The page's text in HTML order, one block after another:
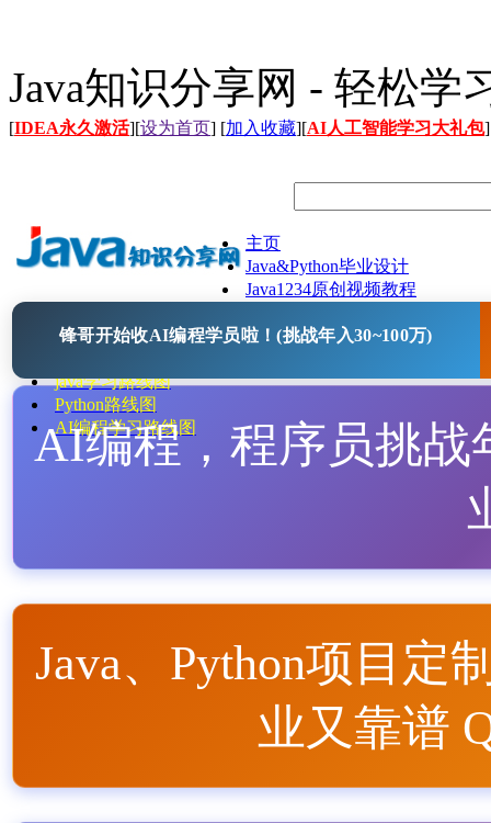
Java知识分享网 - 轻松学
[IDEA永久激活][设为首页] [加入收藏][AI人工智能学习大礼包]
主页
Java&Python毕业设计
Java1234原创视频教程
Java开源项目
java学习路线图
Python路线图
AI编程学习路线图
锋哥开始收AI编程学员啦！(挑战年入30~100万)
AI编程，程序员挑战
Java、Python项目定
业又靠谱